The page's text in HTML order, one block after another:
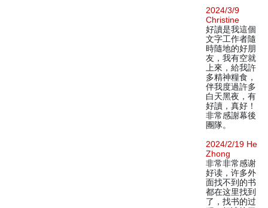
2024/3/9
Christine
好讀是我這個
文字工作者隨
時隨地的好朋
友，我有空就
上來，給我許
多精神糧食，
伴我度過許多
白天黑夜，有
好讀，真好！
非常感謝幕後
團隊。
2024/2/19 He
Zhong
非常非常感谢
好读，许多外
面找不到的书
都在这里找到
了，找书的过